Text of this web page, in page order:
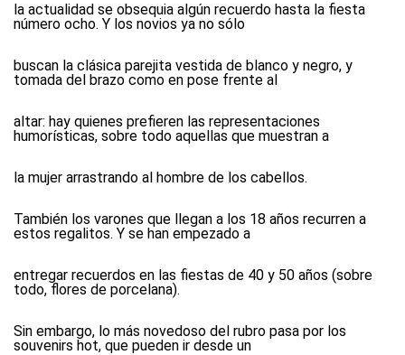
la actualidad se obsequia algún recuerdo hasta la fiesta
número ocho. Y los novios ya no sólo
buscan la clásica parejita vestida de blanco y negro, y
tomada del brazo como en pose frente al
altar: hay quienes prefieren las representaciones
humorísticas, sobre todo aquellas que muestran a
la mujer arrastrando al hombre de los cabellos.
También los varones que llegan a los 18 años recurren a
estos regalitos. Y se han empezado a
entregar recuerdos en las fiestas de 40 y 50 años (sobre
todo, flores de porcelana).
Sin embargo, lo más novedoso del rubro pasa por los
souvenirs hot, que pueden ir desde un